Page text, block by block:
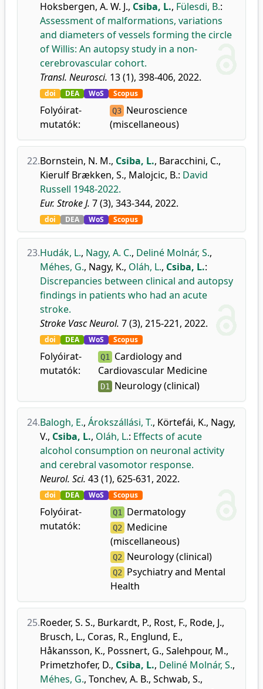
Hoksbergen, A. W. J., Csiba, L., Fülesdi, B.:
Assessment of malformations, variations
and diameters of vessels forming the circle
of Willis: An autopsy study in a non-
cerebrovascular cohort.
Transl. Neurosci. 13 (1), 398-406, 2022.
doi DEA WoS Scopus
Folyóirat-
mutatók:
Q3 Neuroscience
(miscellaneous)
22.Bornstein, N. M., Csiba, L., Baracchini, C.,
Kierulf Brækken, S., Malojcic, B.: David
Russell 1948-2022.
Eur. Stroke J. 7 (3), 343-344, 2022.
doi DEA WoS Scopus
23.Hudák, L., Nagy, A. C., Deliné Molnár, S.,
Méhes, G., Nagy, K., Oláh, L., Csiba, L.:
Discrepancies between clinical and autopsy
findings in patients who had an acute
stroke.
Stroke Vasc Neurol. 7 (3), 215-221, 2022.
doi DEA WoS Scopus
Folyóirat-
mutatók:
Q1 Cardiology and
Cardiovascular Medicine
D1 Neurology (clinical)
24.Balogh, E., Árokszállási, T., Körtefái, K., Nagy,
V., Csiba, L., Oláh, L.: Effects of acute
alcohol consumption on neuronal activity
and cerebral vasomotor response.
Neurol. Sci. 43 (1), 625-631, 2022.
doi DEA WoS Scopus
Folyóirat-
mutatók:
Q1 Dermatology
Q2 Medicine
(miscellaneous)
Q2 Neurology (clinical)
Q2 Psychiatry and Mental
Health
25.Roeder, S. S., Burkardt, P., Rost, F., Rode, J.,
Brusch, L., Coras, R., Englund, E.,
Håkansson, K., Possnert, G., Salehpour, M.,
Primetzhofer, D., Csiba, L., Deliné Molnár, S.,
Méhes, G., Tonchev, A. B., Schwab, S.,